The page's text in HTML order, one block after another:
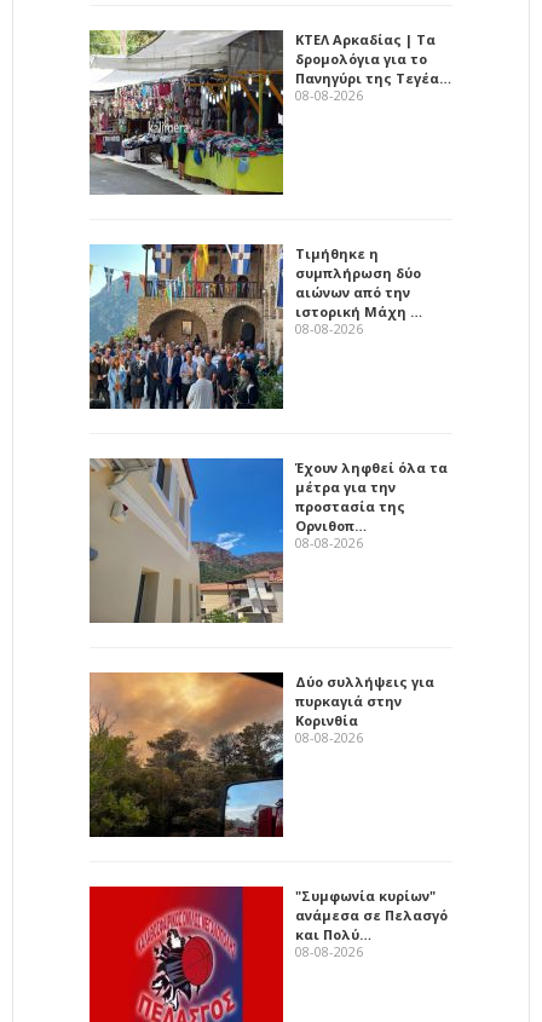
ΚΤΕΛ Αρκαδίας | Τα
δρομολόγια για το
Πανηγύρι της Τεγέα…
08-08-2026
Τιμήθηκε η
συμπλήρωση δύο
αιώνων από την
ιστορική Μάχη …
08-08-2026
Έχουν ληφθεί όλα τα
μέτρα για την
προστασία της
Ορνιθοπ…
08-08-2026
Δύο συλλήψεις για
πυρκαγιά στην
Κορινθία
08-08-2026
"Συμφωνία κυρίων"
ανάμεσα σε Πελασγό
και Πολύ…
08-08-2026